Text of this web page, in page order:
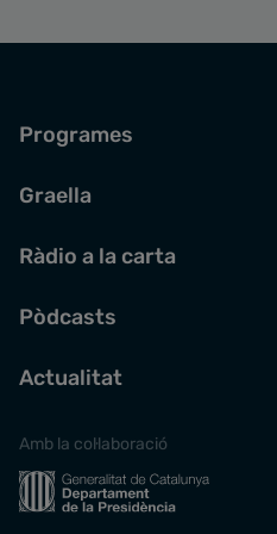
Programes
Graella
Ràdio a la carta
Pòdcasts
Actualitat
Amb la col·laboració